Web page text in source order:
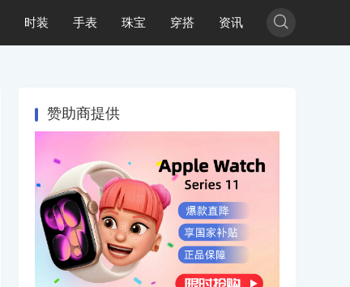
时装 手表 珠宝 穿搭 资讯 
赞助商提供